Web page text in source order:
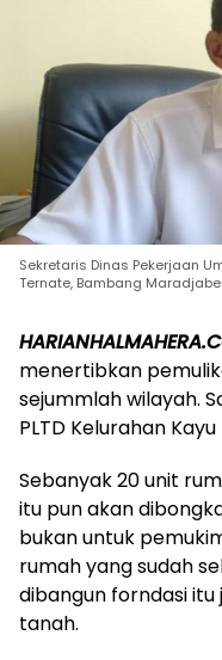
Sekretaris Dinas Pekerjaan
Ternate, Bambang
menertibkan
sejummlah wilayah.
PLTD Kelurahan
Sebanyak 20 unit
itu pun akan
bukan untuk
rumah yang sudah
dibangun forndasi
tanah.